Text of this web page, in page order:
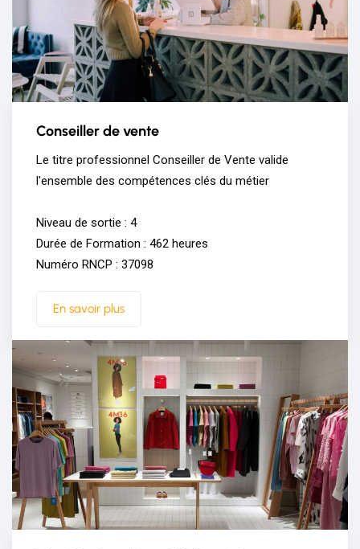
Conseiller de vente
Le titre professionnel Conseiller de Vente valide
l'ensemble des compétences clés du métier
Niveau de sortie : 4
Durée de Formation : 462 heures
Numéro RNCP : 37098
En savoir plus